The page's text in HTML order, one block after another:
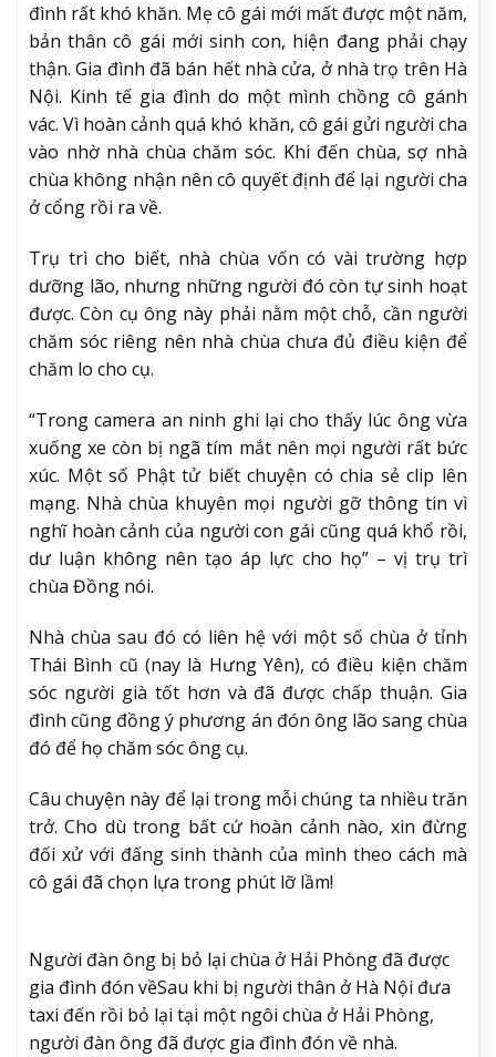
đình rất khó khăn. Mẹ cô gái mới mất được một năm,
bản thân cô gái mới sinh con, hiện đang phải chạy
thận. Gia đình đã bán hết nhà cửa, ở nhà trọ trên Hà
Nội. Kinh tế gia đình do một mình chồng cô gánh
vác. Vì hoàn cảnh quá khó khăn, cô gái gửi người cha
vào nhờ nhà chùa chăm sóc. Khi đến chùa, sợ nhà
chùa không nhận nên cô quyết định để lại người cha
ở cổng rồi ra về.
Trụ trì cho biết, nhà chùa vốn có vài trường hợp
dưỡng lão, nhưng những người đó còn tự sinh hoạt
được. Còn cụ ông này phải nằm một chỗ, cần người
chăm sóc riêng nên nhà chùa chưa đủ điều kiện để
chăm lo cho cụ.
“Trong camera an ninh ghi lại cho thấy lúc ông vừa
xuống xe còn bị ngã tím mắt nên mọi người rất bức
xúc. Một số Phật tử biết chuyện có chia sẻ clip lên
mạng. Nhà chùa khuyên mọi người gỡ thông tin vì
nghĩ hoàn cảnh của người con gái cũng quá khổ rồi,
dư luận không nên tạo áp lực cho họ” – vị trụ trì
chùa Đồng nói.
Nhà chùa sau đó có liên hệ với một số chùa ở tỉnh
Thái Bình cũ (nay là Hưng Yên), có điều kiện chăm
sóc người già tốt hơn và đã được chấp thuận. Gia
đình cũng đồng ý phương án đón ông lão sang chùa
đó để họ chăm sóc ông cụ.
Câu chuyện này để lại trong mỗi chúng ta nhiều trăn
trở. Cho dù trong bất cứ hoàn cảnh nào, xin đừng
đối xử với đấng sinh thành của mình theo cách mà
cô gái đã chọn lựa trong phút lỡ lầm!
Người đàn ông bị bỏ lại chùa ở Hải Phòng đã được
gia đình đón vềSau khi bị người thân ở Hà Nội đưa
taxi đến rồi bỏ lại tại một ngôi chùa ở Hải Phòng,
người đàn ông đã được gia đình đón về nhà.